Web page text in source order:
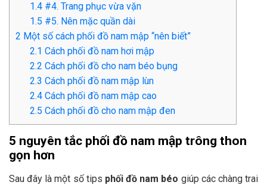
1.4 #4. Trang phục vừa vặn
1.5 #5. Nên mặc quần dài
2 Một số cách phối đồ nam mập “nên biết”
2.1 Cách phối đồ nam hơi mập
2.2 Cách phối đồ cho nam béo bụng
2.3 Cách phối đồ nam mập lùn
2.4 Cách phối đồ nam mập cao
2.5 Cách phối đồ cho nam mập đen
5 nguyên tắc phối đồ nam mập trông thon
gọn hơn
Sau đây là một số tips phối đồ nam béo giúp các chàng trai